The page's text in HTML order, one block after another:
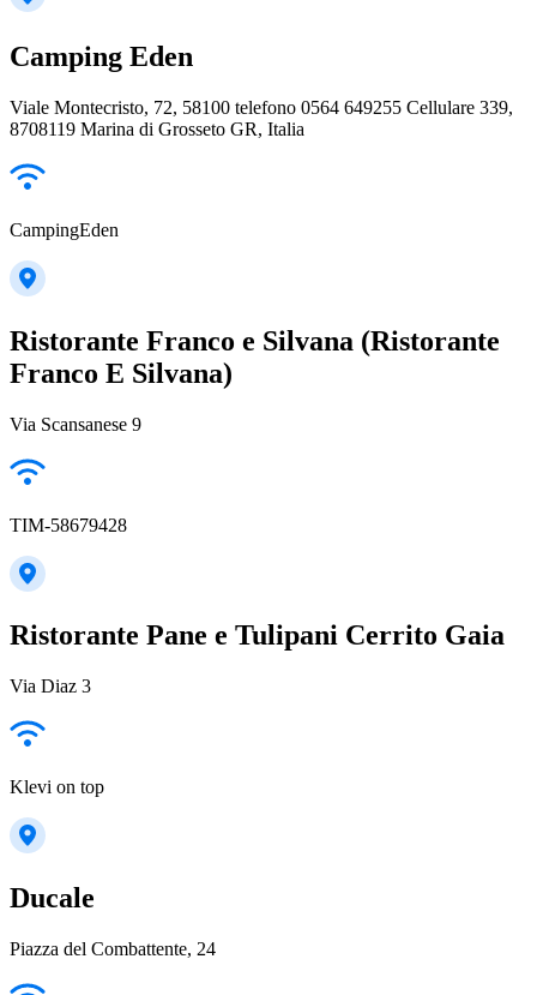
Camping Eden
Viale Montecristo, 72, 58100 telefono 0564 649255 Cellulare 339,
8708119 Marina di Grosseto GR, Italia
CampingEden
Ristorante Franco e Silvana (Ristorante
Franco E Silvana)
Via Scansanese 9
TIM-58679428
Ristorante Pane e Tulipani Cerrito Gaia
Via Diaz 3
Klevi on top
Ducale
Piazza del Combattente, 24